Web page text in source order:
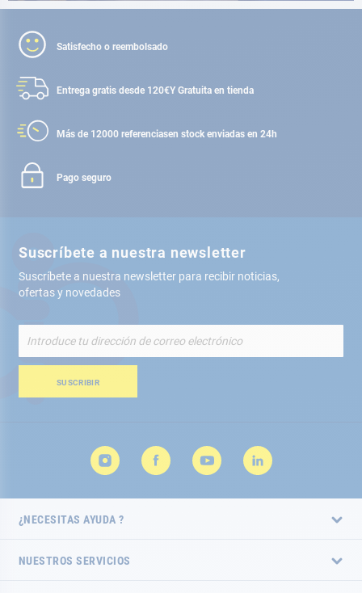
Satisfecho o reembolsado
Entrega gratis desde 120€Y Gratuita en tienda
Más de 12000 referenciasen stock enviadas en 24h
Pago seguro
Suscríbete a nuestra newsletter
Suscríbete a nuestra newsletter para recibir noticias,
ofertas y novedades
nuestro
de
SUSCRIBIR
¿NECESITAS AYUDA ?
NUESTROS SERVICIOS